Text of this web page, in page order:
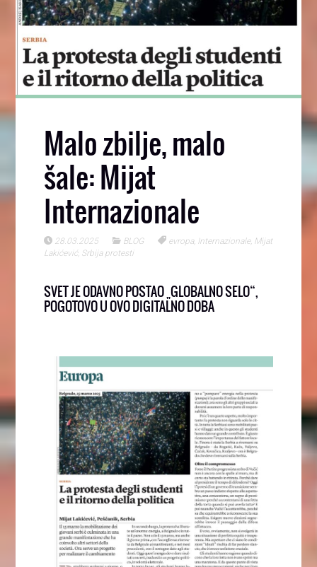
Malo zbilje, malo
šale: Mijat
Internazionale
28.03.2025 BLOG evropa, Internazionale, Mijat
Lakićević, Srbija protesti
SVET JE ODAVNO POSTAO „GLOBALNO SELO“,
POGOTOVO U OVO DIGITALNO DOBA